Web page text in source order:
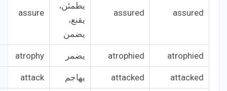
assured
assured
يطمئن،
يقنع،
يضمن
assure
atrophied
atrophied يضمر atrophy
attacked
attacked يهاجم attack